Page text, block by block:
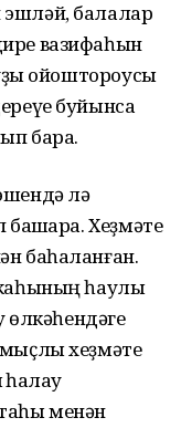
балалар
вазифаһын
ойоштороусы
буйынса
бара.
лә
Хеҙмәте
баһаланған.
һаулыҡ
өлкәһендәге
хеҙмәте
менән